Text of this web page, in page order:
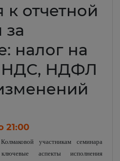
к отчетной
за
налог на
НДС, НДФЛ
21:00
участникам семинара
аспекты исполнения